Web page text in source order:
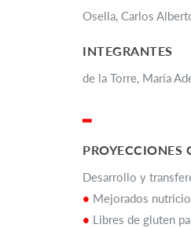
Osella, Carlos
INTEGRANTES
de la Torre, María
PROYECCIONES
Desarrollo y
• Mejorados
• Libres de gluten